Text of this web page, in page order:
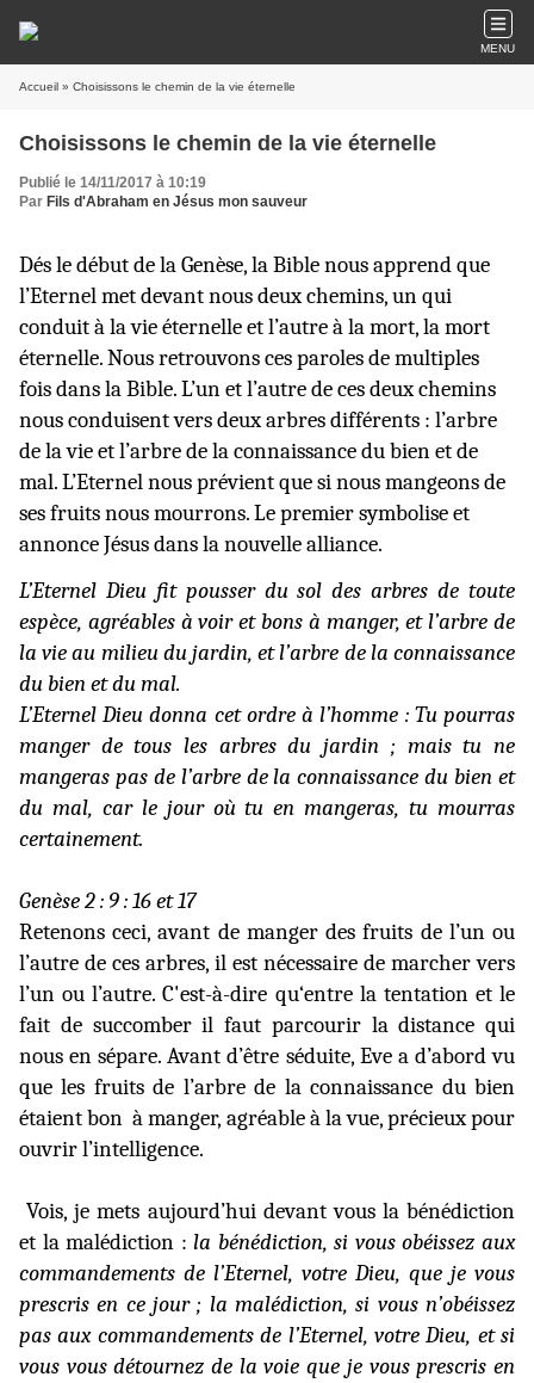
MENU
Accueil » Choisissons le chemin de la vie éternelle
Choisissons le chemin de la vie éternelle
Publié le 14/11/2017 à 10:19
Par Fils d'Abraham en Jésus mon sauveur
Dés le début de la Genèse, la Bible nous apprend que
l’Eternel met devant nous deux chemins, un qui
conduit à la vie éternelle et l’autre à la mort, la mort
éternelle. Nous retrouvons ces paroles de multiples
fois dans la Bible. L’un et l’autre de ces deux chemins
nous conduisent vers deux arbres différents : l’arbre
de la vie et l’arbre de la connaissance du bien et de
mal. L’Eternel nous prévient que si nous mangeons de
ses fruits nous mourrons. Le premier symbolise et
annonce Jésus dans la nouvelle alliance.
L’Eternel Dieu fit pousser du sol des arbres de toute
espèce, agréables à voir et bons à manger, et l’arbre de
la vie au milieu du jardin, et l’arbre de la connaissance
du bien et du mal.
L’Eternel Dieu donna cet ordre à l’homme : Tu pourras
manger de tous les arbres du jardin ; mais tu ne
mangeras pas de l’arbre de la connaissance du bien et
du mal, car le jour où tu en mangeras, tu mourras
certainement.
Genèse 2 : 9 : 16 et 17
Retenons ceci, avant de manger des fruits de l’un ou
l’autre de ces arbres, il est nécessaire de marcher vers
l’un ou l’autre. C'est-à-dire qu‘entre la tentation et le
fait de succomber il faut parcourir la distance qui
nous en sépare. Avant d’être séduite, Eve a d’abord vu
que les fruits de l’arbre de la connaissance du bien
étaient bonà manger, agréable à la vue, précieux pour
ouvrir l’intelligence.
Vois, je mets aujourd’hui devant vous la bénédiction
et la malédiction : la bénédiction, si vous obéissez aux
commandements de l’Eternel, votre Dieu, que je vous
prescris en ce jour ; la malédiction, si vous n’obéissez
pas aux commandements de l’Eternel, votre Dieu, et si
vous vous détournez de la voie que je vous prescris en